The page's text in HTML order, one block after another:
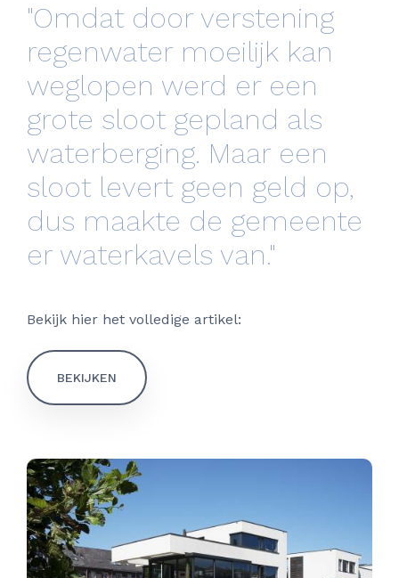
"Omdat door verstening
regenwater moeilijk kan
weglopen werd er een
grote sloot gepland als
waterberging. Maar een
sloot levert geen geld op,
dus maakte de gemeente
er waterkavels van."
Bekijk hier het volledige artikel:
BEKIJKEN